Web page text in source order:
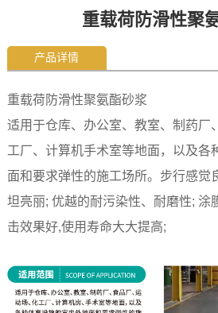
重载荷防滑性聚
产品详情
重载荷防滑性聚氨酯砂浆
适用于仓库、办公室、教室、制药厂
工厂、计算机手术室等地面，以及各
面和要求弹性的施工场所。步行感觉
坦亮丽; 优越的耐污染性、耐磨性; 涂
击效果好,使用寿命大大提高;